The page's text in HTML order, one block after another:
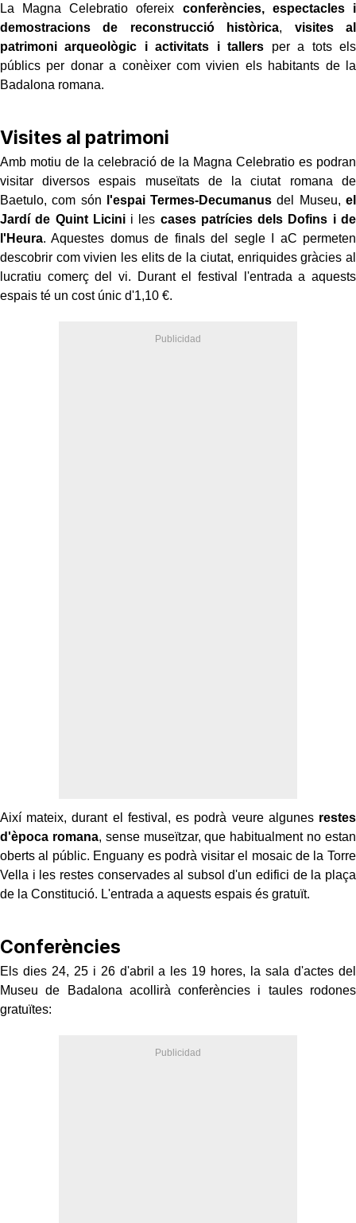
La Magna Celebratio ofereix conferències, espectacles i
demostracions de reconstrucció històrica, visites al
patrimoni arqueològic i activitats i tallers per a tots els
públics per donar a conèixer com vivien els habitants de la
Badalona romana.
Visites al patrimoni
Amb motiu de la celebració de la Magna Celebratio es podran
visitar diversos espais museïtats de la ciutat romana de
Baetulo, com són l'espai Termes-Decumanus del Museu, el
Jardí de Quint Licinii les cases patrícies dels Dofins i de
l'Heura. Aquestes domus de finals del segle I aC permeten
descobrir com vivien les elits de la ciutat, enriquides gràcies al
lucratiu comerç del vi. Durant el festival l'entrada a aquests
espais té un cost únic d'1,10 €.
Així mateix, durant el festival, es podrà veure algunes restes
d'època romana, sense museïtzar, que habitualment no estan
oberts al públic. Enguany es podrà visitar el mosaic de la Torre
Vella i les restes conservades al subsol d'un edifici de la plaça
de la Constitució. L'entrada a aquests espais és gratuït.
Conferències
Els dies 24, 25 i 26 d'abril a les 19 hores, la sala d'actes del
Museu de Badalona acollirà conferències i taules rodones
gratuïtes: